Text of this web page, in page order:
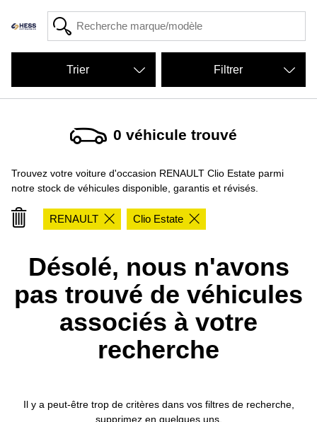
0 véhicule trouvé
Trouvez votre voiture d'occasion RENAULT Clio Estate parmi
notre stock de véhicules disponible, garantis et révisés.
RENAULT Clio Estate
Filtrer
Désolé, nous n'avons
pas trouvé de véhicules
associés à votre
recherche
Il y a peut-être trop de critères dans vos filtres de recherche,
supprimez en quelques uns.